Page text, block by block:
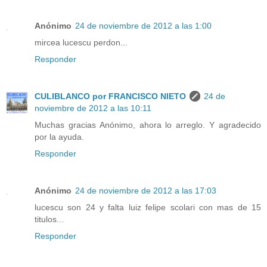
Anónimo 24 de noviembre de 2012 a las 1:00
mircea lucescu perdon...
Responder
CULIBLANCO por FRANCISCO NIETO
24 de
noviembre de 2012 a las 10:11
Muchas gracias Anónimo, ahora lo arreglo. Y agradecido
por la ayuda.
Responder
Anónimo 24 de noviembre de 2012 a las 17:03
lucescu son 24 y falta luiz felipe scolari con mas de 15
titulos...
Responder